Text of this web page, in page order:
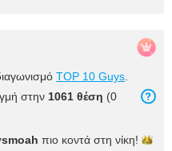
TOP 10 Guys
στην 1061 θέση (0
πιο κοντά στη νίκη!